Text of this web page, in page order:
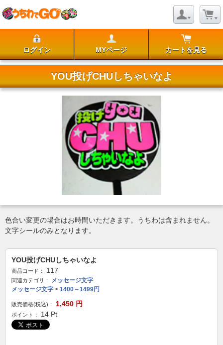
ログイン MYページ カートを見る
YOU投げCHUしちゃいなよ
色合い変更の場合はお時間いただきます。うちわは含まれません。
文字シールのみとなります。
YOU投げCHUしちゃいなよ
商品コード： 117
関連カテゴリ：
メッセージ文字
メッセージ文字 > 1400～1499円
販売価格(税込)： 1,450 円
ポイント： 14 Pt